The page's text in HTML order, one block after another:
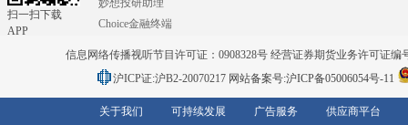
扫一扫下载
APP
妙想投研助理
Choice金融终端
信息网络传播视听节目许可证：0908328号 经营证券期货业务许可证编
沪ICP证:沪B2-20070217 网站备案号:沪ICP备05006054号-11
关于我们 可持续发展 广告服务 供应商平台